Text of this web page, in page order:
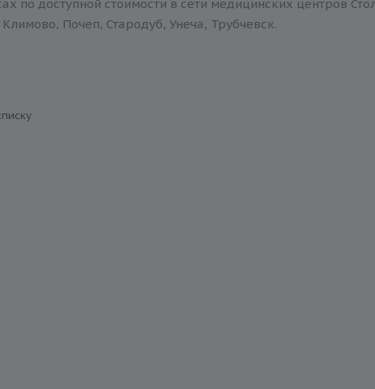
по доступной стоимости в сети медицинских центров
Почеп, Стародуб, Унеча, Трубчевск.